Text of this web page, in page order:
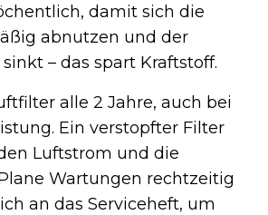
damit sich die
abnutzen und der
– das spart Kraftstoff.
alle 2 Jahre, auch bei
Ein verstopfter Filter
Luftstrom und die
Wartungen rechtzeitig
an das Serviceheft, um